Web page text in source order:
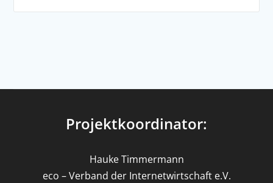
Projektkoordinator:
Hauke Timmermann
eco – Verband der Internetwirtschaft e.V.